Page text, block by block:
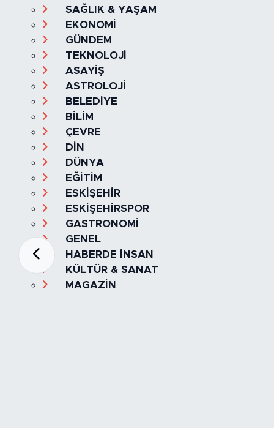
SAĞLIK & YAŞAM
EKONOMİ
GÜNDEM
TEKNOLOJİ
ASAYİŞ
ASTROLOJİ
BELEDİYE
BİLİM
ÇEVRE
DİN
DÜNYA
EĞİTİM
ESKİŞEHİR
ESKİŞEHİRSPOR
GASTRONOMİ
GENEL
HABERDE İNSAN
KÜLTÜR & SANAT
MAGAZİN